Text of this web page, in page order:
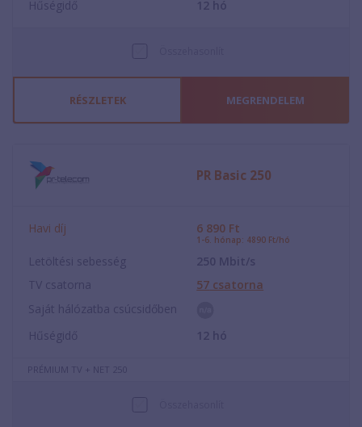
Hűségidő
12 hó
RÉSZLETEK MEGRENDELEM
PR Basic 250
Havi díj 6 890 Ft
1-6. hónap: 4890 Ft/hó
Letöltési sebesség 250 Mbit/s
TV csatorna
57 csatorna
Saját hálózatba csúcsidőben
Hűségidő
12 hó
PRÉMIUM TV + NET 250